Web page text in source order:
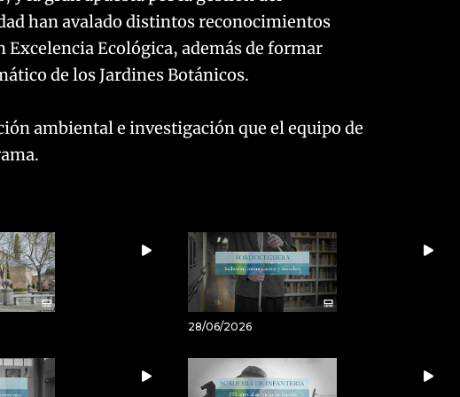
han avalado distintos reconocimientos
Ecológica, además de formar
de los Jardines Botánicos.
ambiental e investigación que el equipo de
28/06/2026